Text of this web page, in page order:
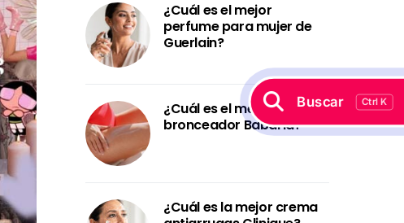
¿Cuál es el mejor
perfume para mujer de
Guerlain?
¿Cuál es el mejor
bronceador Babaria?
¿Cuál es la mejor crema
Buscar Ctrl K